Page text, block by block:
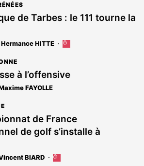
de Tarbes : le 111 tourne la
Hermance HITTE
Cet
réservé
aux
à l’offensive
FAYOLLE
de France
de golf s’installe à
BIARD
Cet